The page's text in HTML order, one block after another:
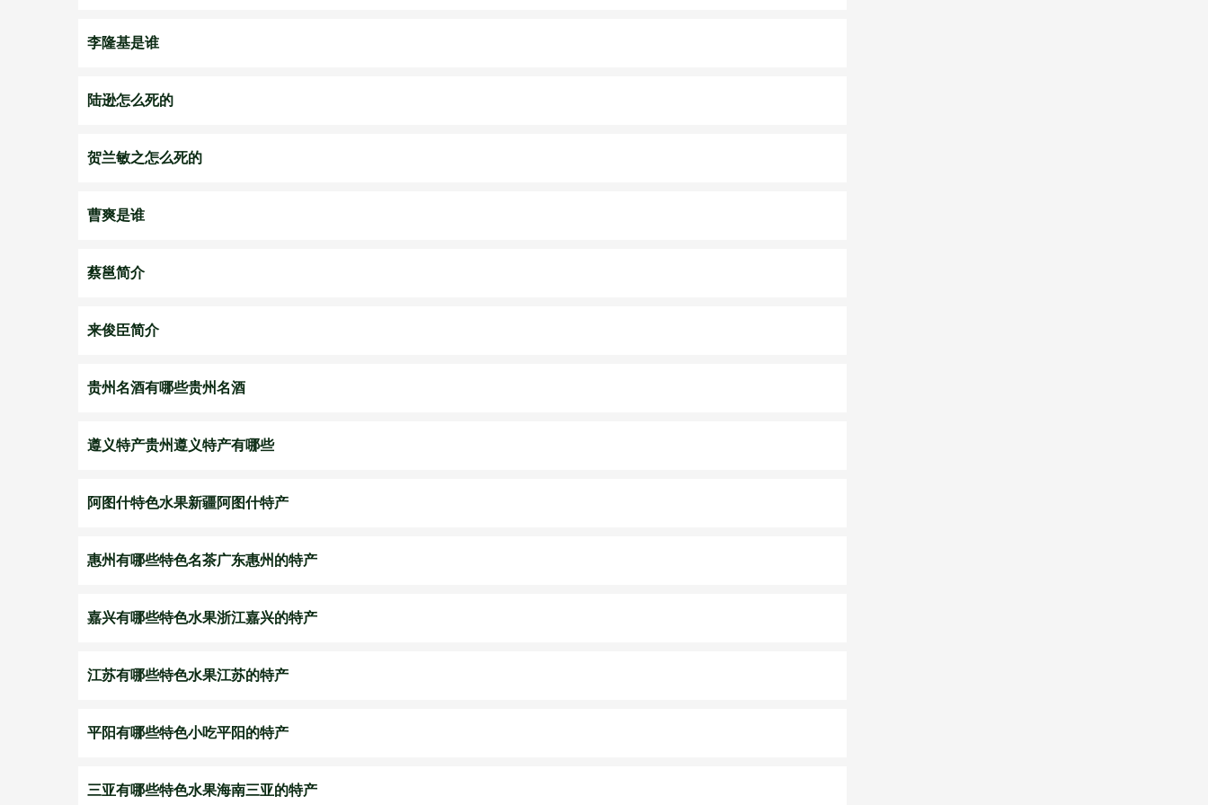
李隆基是谁
陆逊怎么死的
贺兰敏之怎么死的
曹爽是谁
蔡邕简介
来俊臣简介
贵州名酒有哪些贵州名酒
遵义特产贵州遵义特产有哪些
阿图什特色水果新疆阿图什特产
惠州有哪些特色名茶广东惠州的特产
嘉兴有哪些特色水果浙江嘉兴的特产
江苏有哪些特色水果江苏的特产
平阳有哪些特色小吃平阳的特产
三亚有哪些特色水果海南三亚的特产